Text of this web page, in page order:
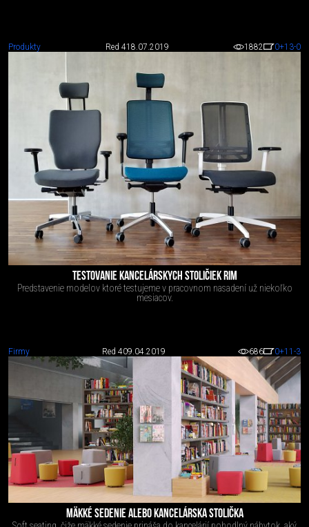
Produkty Red 418.07.2019 1882 0+13-0
TESTOVANIE KANCELÁRSKYCH STOLIČIEK RIM
Predstavenie modelov ktoré testujeme v pracovnom nasadení už niekoľko
mesiacov.
Firmy Red 409.04.2019 686 0+11 -3
MÄKKÉ SEDENIE ALEBO KANCELÁRSKA STOLIČKA